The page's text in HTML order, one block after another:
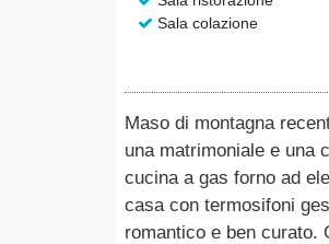
Sala colazione
Maso di montagna
una matrimoniale e una
cucina a gas forno ad
casa con termosifoni
romantico e ben curato.